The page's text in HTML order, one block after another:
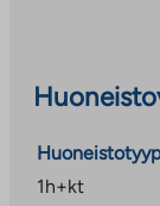
Kohteessa on
perusnopeus
1h+kt